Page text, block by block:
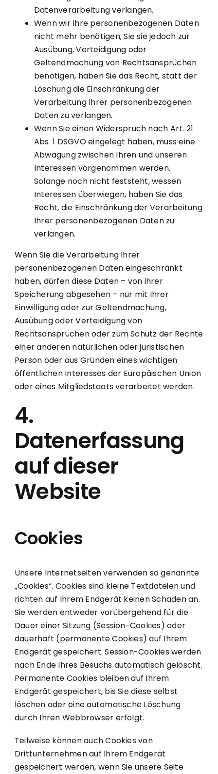
Datenverarbeitung verlangen.
Wenn wir Ihre personenbezogenen Daten
nicht mehr benötigen, Sie sie jedoch zur
Ausübung, Verteidigung oder
Geltendmachung von Rechtsansprüchen
benötigen, haben Sie das Recht, statt der
Löschung die Einschränkung der
Verarbeitung Ihrer personenbezogenen
Daten zu verlangen.
Wenn Sie einen Widerspruch nach Art. 21
Abs. 1 DSGVO eingelegt haben, muss eine
Abwägung zwischen Ihren und unseren
Interessen vorgenommen werden.
Solange noch nicht feststeht, wessen
Interessen überwiegen, haben Sie das
Recht, die Einschränkung der Verarbeitung
Ihrer personenbezogenen Daten zu
verlangen.
Wenn Sie die Verarbeitung Ihrer
personenbezogenen Daten eingeschränkt
haben, dürfen diese Daten – von ihrer
Speicherung abgesehen – nur mit Ihrer
Einwilligung oder zur Geltendmachung,
Ausübung oder Verteidigung von
Rechtsansprüchen oder zum Schutz der Rechte
einer anderen natürlichen oder juristischen
Person oder aus Gründen eines wichtigen
öffentlichen Interesses der Europäischen Union
oder eines Mitgliedstaats verarbeitet werden.
4.
Datenerfassung
auf dieser
Website
Cookies
Unsere Internetseiten verwenden so genannte
„Cookies“. Cookies sind kleine Textdateien und
richten auf Ihrem Endgerät keinen Schaden an.
Sie werden entweder vorübergehend für die
Dauer einer Sitzung (Session-Cookies) oder
dauerhaft (permanente Cookies) auf Ihrem
Endgerät gespeichert. Session-Cookies werden
nach Ende Ihres Besuchs automatisch gelöscht.
Permanente Cookies bleiben auf Ihrem
Endgerät gespeichert, bis Sie diese selbst
löschen oder eine automatische Löschung
durch Ihren Webbrowser erfolgt.
Teilweise können auch Cookies von
Drittunternehmen auf Ihrem Endgerät
gespeichert werden, wenn Sie unsere Seite